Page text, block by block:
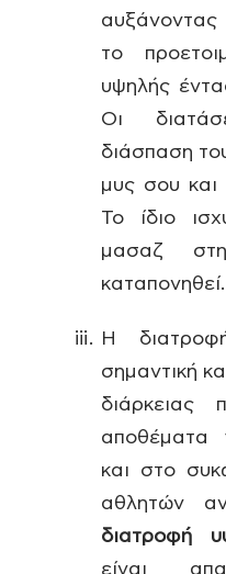
το
υψηλής
Οι
διάσπαση
μυς σου
Το ίδιο
μασαζ
καταπονηθεί.
Η
σημαντική
διάρκειας
αποθέματα
και στο
αθλητών
διατροφή